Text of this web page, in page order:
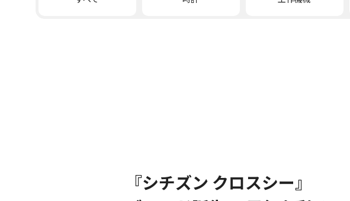
『シチズン クロスシー』